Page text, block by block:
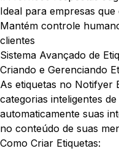
Ideal para empresas
Mantém controle
clientes
Sistema Avançado de
Criando e Gerenciando
As etiquetas no Notifyer
categorias inteligentes
automaticamente suas
no conteúdo de suas
Como Criar Etiquetas: